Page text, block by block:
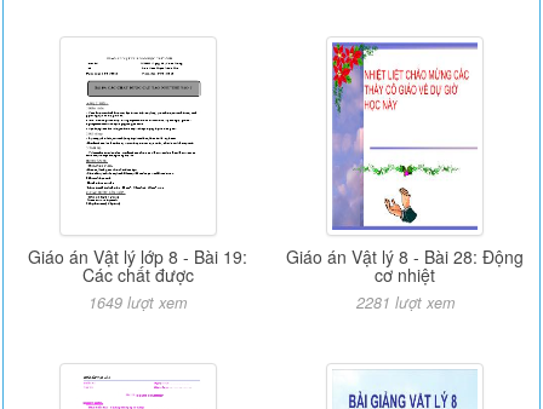
Giáo án Vật lý lớp 8 - Bài 19:
Các chất được
1649 lượt xem
Giáo án Vật lý 8 - Bài 28: Động
cơ nhiệt
2281 lượt xem